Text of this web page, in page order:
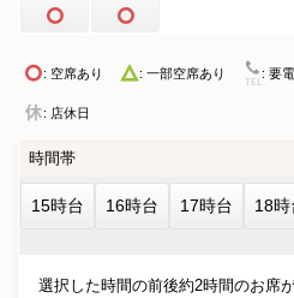
: 空席あり : 一部空席あり : 要
: 店休日
時間帯
15時台 16時台 17時台 18時
選択した時間の前後約2時間のお席